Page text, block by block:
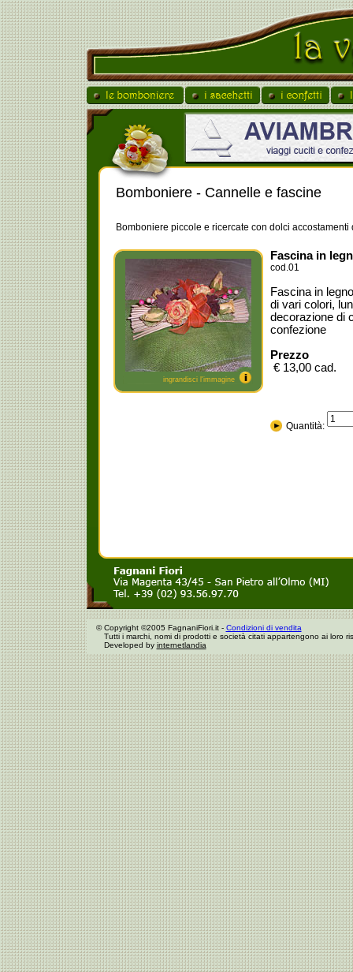
Bomboniere - Cannelle e fascine
Bomboniere piccole e ricercate con dolci accostamenti
ingrandisci l'immagine
Fascina in
cod.01
Fascina in
di vari colori,
decorazione di
confezione
Prezzo
€ 13,00 cad.
Quantità:
©Copyright ©2005 FagnaniFiori.it - Condizioni di vendita
Tutti i marchi, nomi di prodotti e società citati appartengono ai loro
Developed by internetlandia